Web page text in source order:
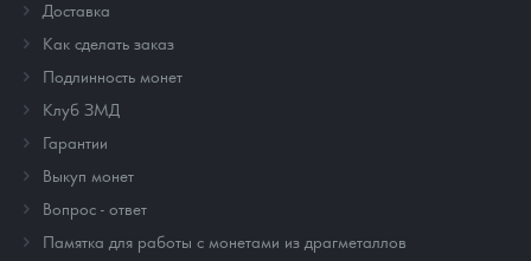
Доставка
Как сделать заказ
Подлинность монет
Клуб ЗМД
Гарантии
Выкуп монет
Вопрос - ответ
Памятка для работы с монетами из драгметаллов